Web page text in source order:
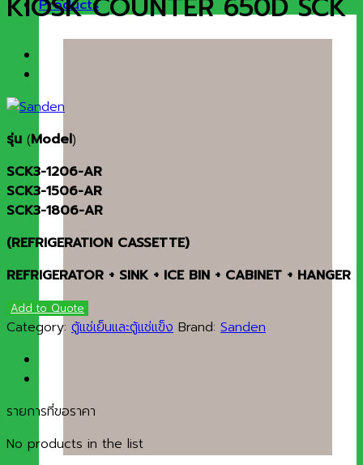
Products
KIOSK COUNTER 650D SCK
รุ่น (Model)
SCK3-1206-AR
SCK3-1506-AR
SCK3-1806-AR
(REFRIGERATION CASSETTE)
REFRIGERATOR + SINK + ICE BIN + CABINET + HANGER
Add to Quote
Category: ตู้แช่เย็นและตู้แช่แข็ง Brand: Sanden
รายการที่ขอราคา
No products in the list